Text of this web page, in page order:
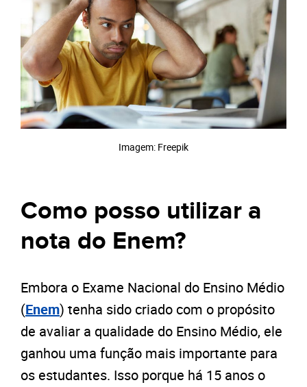
Imagem: Freepik
Como posso utilizar a
nota do Enem?
Embora o Exame Nacional do Ensino Médio
(Enem) tenha sido criado com o propósito
de avaliar a qualidade do Ensino Médio, ele
ganhou uma função mais importante para
os estudantes. Isso porque há 15 anos o